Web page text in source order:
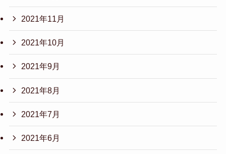
2021年11月
2021年10月
2021年9月
2021年8月
2021年7月
2021年6月